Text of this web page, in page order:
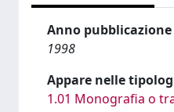
Anno pubblicazione
1998
Appare nelle
1.01 Monografia o